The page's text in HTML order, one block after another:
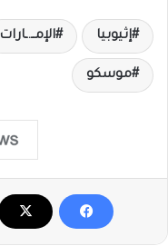
إثيوبيا الإمــ.ـارات
موسكو